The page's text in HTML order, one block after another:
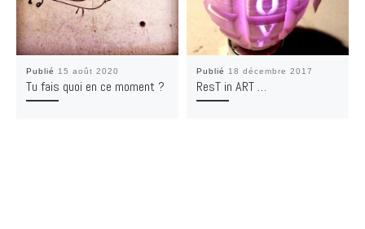
Publié 15 août 2020
Tu fais quoi en ce moment ?
Publié 18 décembre 2017
ResT in ART …